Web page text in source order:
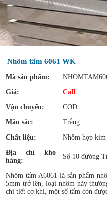
Nhôm tấm 6061 WK
Mã sản phẩm:
Giá:
Call
Vận chuyển:
COD
Mầu sắc:
Trắng
Chất liệu:
Nhôm hợp kim
Địa chỉ kho
hàng:
Số 10 đường
Nhôm tấm A6061 là sản phẩm
5mm trở lên, loại nhôm này
chi tiết cơ khí, một số tấm còn